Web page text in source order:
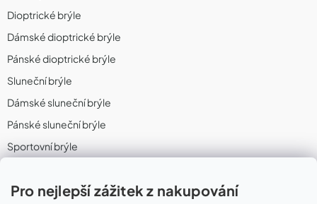
Pro nejlepší zážitek z nakupování
Dioptrické brýle
Dámské dioptrické brýle
Pánské dioptrické brýle
Sluneční brýle
Dámské sluneční brýle
Pánské sluneční brýle
Sportovní brýle
Sportovní dioptrické brýle